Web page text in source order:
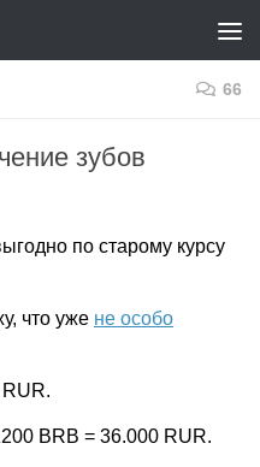
66
зубов
по старому курсу
что уже не особо
BRB = 36.000 RUR.